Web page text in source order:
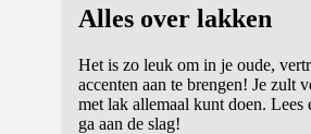
Alles over lakken
Het is zo leuk om in je oude,
accenten aan te brengen! Je zult
met lak allemaal kunt doen. Lees
ga aan de slag!